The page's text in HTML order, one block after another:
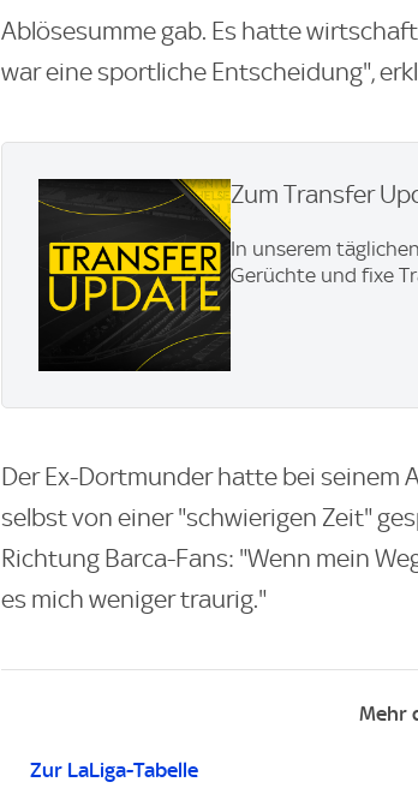
Ablösesumme gab. Es hatte
war eine sportliche Entscheidung",
Zum Transfer
In unserem
Gerüchte und fixe
Der Ex-Dortmunder hatte bei seinem
selbst von einer "schwierigen Zeit"
Richtung Barca-Fans: "Wenn mein
es mich weniger traurig."
Mehr
Zur LaLiga-Tabelle